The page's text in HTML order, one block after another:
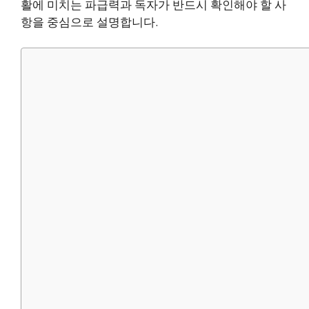
활에 미치는 파급력과 독자가 반드시 확인해야 할 사
항을 중심으로 설명합니다.